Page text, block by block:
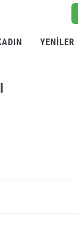
YENILER